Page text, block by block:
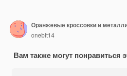
onebit14
Вам также могут понравиться